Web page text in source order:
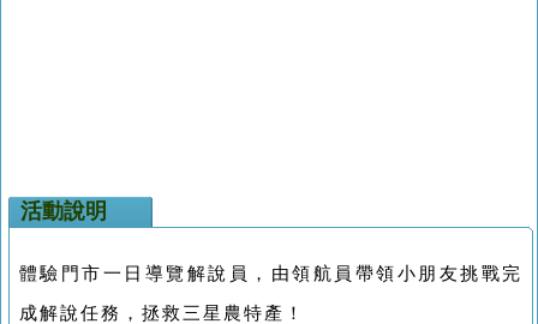
活動說明
體驗⾨市⼀⽇導覽解說員，由領航員帶領⼩朋友挑戰完
成解說任務，拯救三星農特產！